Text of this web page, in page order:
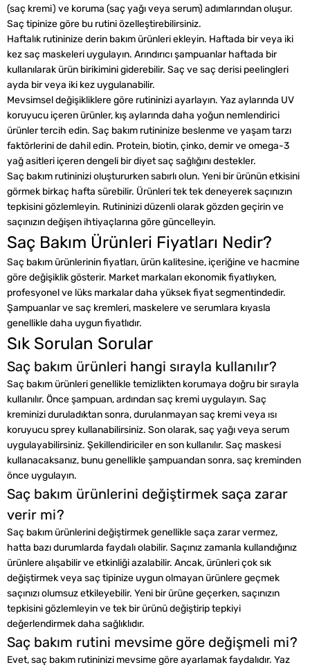
(saç kremi) ve koruma (saç yağı veya serum) adımlarından oluşur.
Saç tipinize göre bu rutini özelleştirebilirsiniz.
Haftalık rutininize derin bakım ürünleri ekleyin. Haftada bir veya iki
kez saç maskeleri uygulayın. Arındırıcı şampuanlar haftada bir
kullanılarak ürün birikimini giderebilir. Saç ve saç derisi peelingleri
ayda bir veya iki kez uygulanabilir.
Mevsimsel değişikliklere göre rutininizi ayarlayın. Yaz aylarında UV
koruyucu içeren ürünler, kış aylarında daha yoğun nemlendirici
ürünler tercih edin. Saç bakım rutininize beslenme ve yaşam tarzı
faktörlerini de dahil edin. Protein, biotin, çinko, demir ve omega-3
yağ asitleri içeren dengeli bir diyet saç sağlığını destekler.
Saç bakım rutininizi oluştururken sabırlı olun. Yeni bir ürünün etkisini
görmek birkaç hafta sürebilir. Ürünleri tek tek deneyerek saçınızın
tepkisini gözlemleyin. Rutininizi düzenli olarak gözden geçirin ve
saçınızın değişen ihtiyaçlarına göre güncelleyin.
Saç Bakım Ürünleri Fiyatları Nedir?
Saç bakım ürünlerinin fiyatları, ürün kalitesine, içeriğine ve hacmine
göre değişiklik gösterir. Market markaları ekonomik fiyatlıyken,
profesyonel ve lüks markalar daha yüksek fiyat segmentindedir.
Şampuanlar ve saç kremleri, maskelere ve serumlara kıyasla
genellikle daha uygun fiyatlıdır.
Sık Sorulan Sorular
Saç bakım ürünleri hangi sırayla kullanılır?
Saç bakım ürünleri genellikle temizlikten korumaya doğru bir sırayla
kullanılır. Önce şampuan, ardından saç kremi uygulayın. Saç
kreminizi duruladıktan sonra, durulanmayan saç kremi veya ısı
koruyucu sprey kullanabilirsiniz. Son olarak, saç yağı veya serum
uygulayabilirsiniz. Şekillendiriciler en son kullanılır. Saç maskesi
kullanacaksanız, bunu genellikle şampuandan sonra, saç kreminden
önce uygulayın.
Saç bakım ürünlerini değiştirmek saça zarar
verir mi?
Saç bakım ürünlerini değiştirmek genellikle saça zarar vermez,
hatta bazı durumlarda faydalı olabilir. Saçınız zamanla kullandığınız
ürünlere alışabilir ve etkinliği azalabilir. Ancak, ürünleri çok sık
değiştirmek veya saç tipinize uygun olmayan ürünlere geçmek
saçınızı olumsuz etkileyebilir. Yeni bir ürüne geçerken, saçınızın
tepkisini gözlemleyin ve tek bir ürünü değiştirip tepkiyi
değerlendirmek daha sağlıklıdır.
Saç bakım rutini mevsime göre değişmeli mi?
Evet, saç bakım rutininizi mevsime göre ayarlamak faydalıdır. Yaz